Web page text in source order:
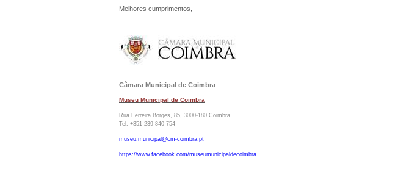
Melhores cumprimentos,
Câmara Municipal de Coimbra
Museu Municipal de Coimbra
Rua Ferreira Borges, 85, 3000-180 Coimbra
Tel: +351 239 840 754
museu.municipal@cm-coimbra.pt
https://www.facebook.com/museumunicipaldecoimbra